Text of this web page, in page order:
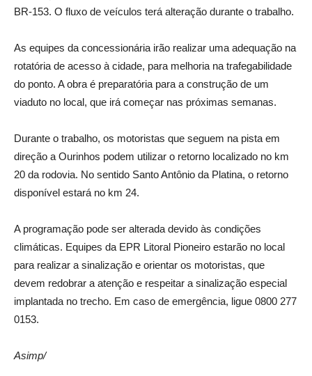
BR-153. O fluxo de veículos terá alteração durante o trabalho.
As equipes da concessionária irão realizar uma adequação na
rotatória de acesso à cidade, para melhoria na trafegabilidade
do ponto. A obra é preparatória para a construção de um
viaduto no local, que irá começar nas próximas semanas.
Durante o trabalho, os motoristas que seguem na pista em
direção a Ourinhos podem utilizar o retorno localizado no km
20 da rodovia. No sentido Santo Antônio da Platina, o retorno
disponível estará no km 24.
A programação pode ser alterada devido às condições
climáticas. Equipes da EPR Litoral Pioneiro estarão no local
para realizar a sinalização e orientar os motoristas, que
devem redobrar a atenção e respeitar a sinalização especial
implantada no trecho. Em caso de emergência, ligue 0800 277
0153.
Asimp/